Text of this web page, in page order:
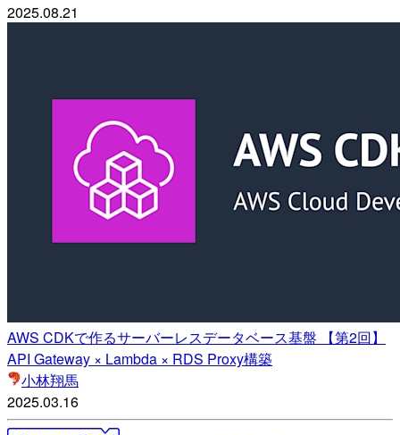
2025.08.21
AWS CDKで作るサーバーレスデータベース基盤 【第2回】
API Gateway × Lambda × RDS Proxy構築
小林翔馬
2025.03.16